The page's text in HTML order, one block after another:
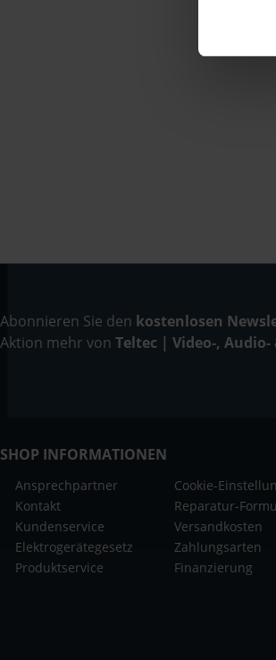
Abonnieren Sie den kostenlosen
Aktion mehr von Teltec | Video-,
SHOP INFORMATIONEN
Ansprechpartner
Kontakt
Kundenservice
Elektrogerätegesetz
Produktservice
Cookie-
Reparatur-
Versandkosten
Zahlungsarten
Finanzierung